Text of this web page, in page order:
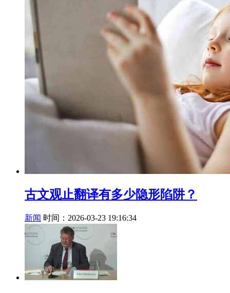
古文观止翻译有多少隐形陷阱？
新闻 时间：2026-03-23 19:16:34